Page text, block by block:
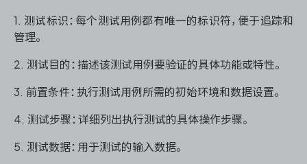
1. 测试标识：每个测试用例都有唯一的标识符，便于追踪和
管理。
2. 测试目的：描述该测试用例要验证的具体功能或特性。
3. 前置条件：执行测试用例所需的初始环境和数据设置。
4. 测试步骤：详细列出执行测试的具体操作步骤。
5. 测试数据：用于测试的输入数据。